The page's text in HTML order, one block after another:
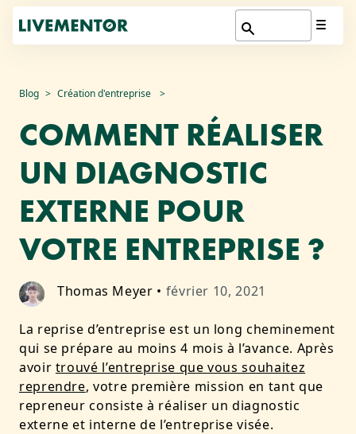
Aller
contenu
Blog Création d'entreprise
COMMENT RÉALISER
UN DIAGNOSTIC
EXTERNE POUR
VOTRE ENTREPRISE ?
Thomas Meyer • février 10, 2021
La reprise d’entreprise est un long cheminement
qui se prépare au moins 4 mois à l’avance. Après
avoir trouvé l’entreprise que vous souhaitez
reprendre, votre première mission en tant que
repreneur consiste à réaliser un diagnostic
externe et interne de l’entreprise visée.